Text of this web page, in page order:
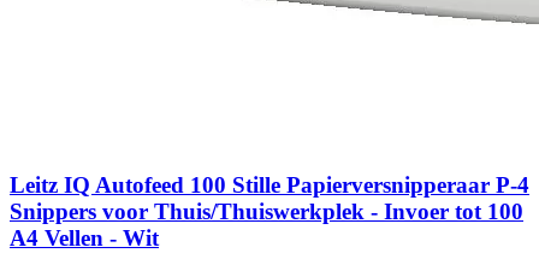
Leitz IQ Autofeed 100 Stille Papierversnipperaar P-4
Snippers voor Thuis/Thuiswerkplek - Invoer tot 100
A4 Vellen - Wit